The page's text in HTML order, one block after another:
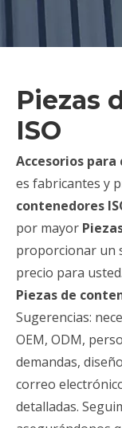
Piezas
ISO
Accesorios
es fabricantes y
contenedores
por mayor
proporcionar un
precio para
Piezas de
Sugerencias:
OEM, ODM,
demandas,
correo
detalladas.